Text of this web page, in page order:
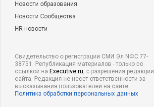
Новости образования
Новости Сообщества
HR-новости
Свидетельство о регистрации СМИ Эл NФС 77-
38751. Републикация материалов - только со
ссылкой на Executive.ru, с разрешения редакции
сайта. Редакция не несет ответственности за
высказывания пользователей на сайте.
Политика обработки персональных данных